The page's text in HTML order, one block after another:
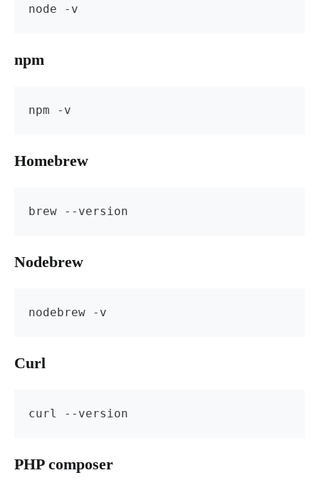
node -v
npm
npm -v
Homebrew
brew --version
Nodebrew
nodebrew -v
Curl
curl --version
PHP composer